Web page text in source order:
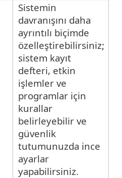
Sistemin
davranışını daha
ayrıntılı biçimde
özelleştirebilirsiniz;
sistem kayıt
defteri, etkin
işlemler ve
programlar için
kurallar
belirleyebilir ve
güvenlik
tutumunuzda ince
ayarlar
yapabilirsiniz.